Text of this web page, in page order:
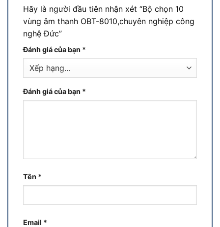
Hãy là người đầu tiên nhận xét “Bộ chọn 10
vùng âm thanh OBT-8010,chuyên nghiệp công
nghệ Đức”
Đánh giá của bạn *
Đánh giá của bạn *
Tên *
Email *